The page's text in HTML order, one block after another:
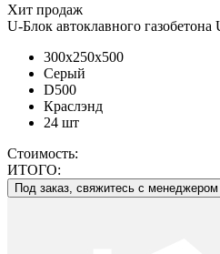
Хит продаж
U-Блок автоклавного газобетона
300x250x500
Серый
D500
Краслэнд
24 шт
Стоимость:
ИТОГО:
Под заказ, свяжитесь с менеджером